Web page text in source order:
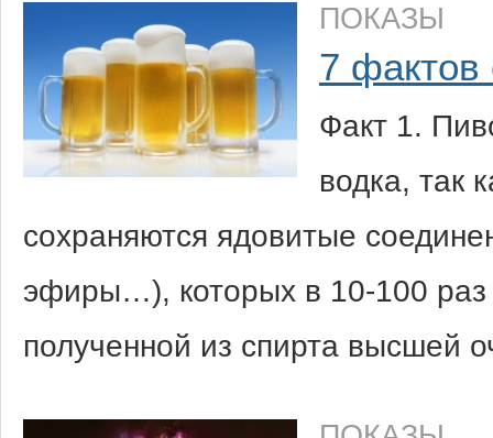
ПОКАЗЫ
7 фактов
Факт 1.
водка, так
сохраняются ядовитые
эфиры…), которых в 10-100
полученной из спирта высшей